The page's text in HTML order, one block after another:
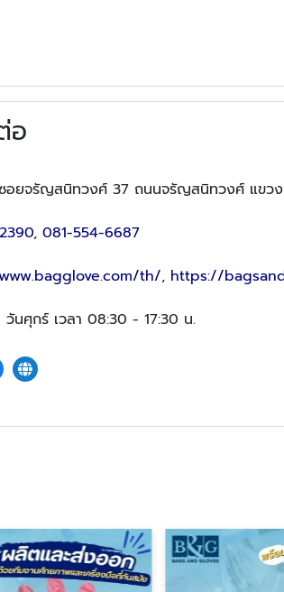
อ
อยจรัญสนิทวงศ์ 37 ถนนจรัญสนิทวงศ์ แขว
, 081-554-6687
th/, https://
นศุกร์ เวลา 08:30 - 17:30 น.